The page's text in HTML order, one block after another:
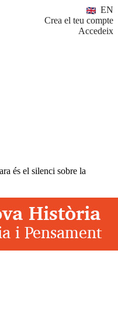
EN
Crea el teu compte
Accedeix
és el silenci sobre la